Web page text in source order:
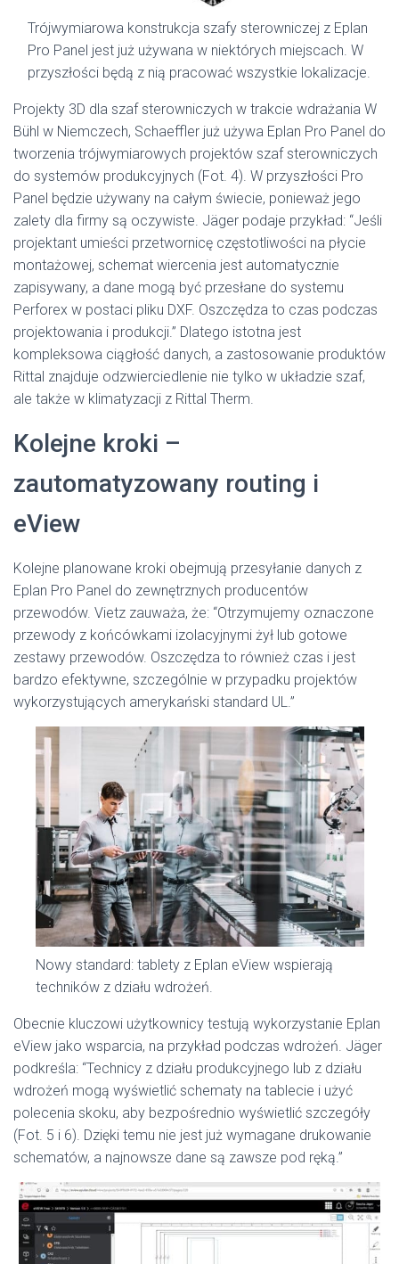
Trójwymiarowa konstrukcja szafy sterowniczej z Eplan
Pro Panel jest już używana w niektórych miejscach. W
przyszłości będą z nią pracować wszystkie lokalizacje.
Projekty 3D dla szaf sterowniczych w trakcie wdrażania W
Bühl w Niemczech, Schaeffler już używa Eplan Pro Panel do
tworzenia trójwymiarowych projektów szaf sterowniczych
do systemów produkcyjnych (Fot. 4). W przyszłości Pro
Panel będzie używany na całym świecie, ponieważ jego
zalety dla firmy są oczywiste. Jäger podaje przykład: “Jeśli
projektant umieści przetwornicę częstotliwości na płycie
montażowej, schemat wiercenia jest automatycznie
zapisywany, a dane mogą być przesłane do systemu
Perforex w postaci pliku DXF. Oszczędza to czas podczas
projektowania i produkcji.” Dlatego istotna jest
kompleksowa ciągłość danych, a zastosowanie produktów
Rittal znajduje odzwierciedlenie nie tylko w układzie szaf,
ale także w klimatyzacji z Rittal Therm.
Kolejne kroki –
zautomatyzowany routing i
eView
Kolejne planowane kroki obejmują przesyłanie danych z
Eplan Pro Panel do zewnętrznych producentów
przewodów. Vietz zauważa, że: “Otrzymujemy oznaczone
przewody z końcówkami izolacyjnymi żył lub gotowe
zestawy przewodów. Oszczędza to również czas i jest
bardzo efektywne, szczególnie w przypadku projektów
wykorzystujących amerykański standard UL.”
Nowy standard: tablety z Eplan eView wspierają
techników z działu wdrożeń.
Obecnie kluczowi użytkownicy testują wykorzystanie Eplan
eView jako wsparcia, na przykład podczas wdrożeń. Jäger
podkreśla: “Technicy z działu produkcyjnego lub z działu
wdrożeń mogą wyświetlić schematy na tablecie i użyć
polecenia skoku, aby bezpośrednio wyświetlić szczegóły
(Fot. 5 i 6). Dzięki temu nie jest już wymagane drukowanie
schematów, a najnowsze dane są zawsze pod ręką.”